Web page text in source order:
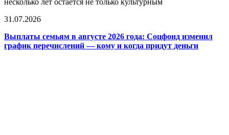
31.07.2026
Выплаты семьям в августе 2026 года: Соцфонд изменил
график перечислений — кому и когда придут деньги